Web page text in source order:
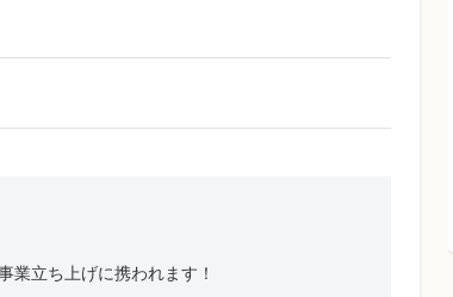
業立ち上げに携われます！